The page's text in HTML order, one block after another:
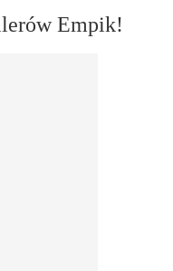
Empik!